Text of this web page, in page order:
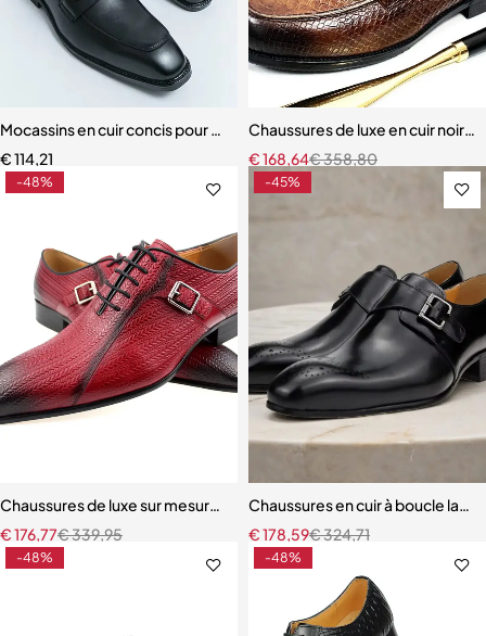
Mocassins en cuir concis pour hommes
€114,21
Chaussures de luxe en cuir noir
€358,80
€168,64
-48%
Chaussures de luxe sur mesure pour hommes chaussures brock
€339,95
€176,77
-45%
Chaussures en cuir à boucle
€324,71
€178,59
-48% -48%